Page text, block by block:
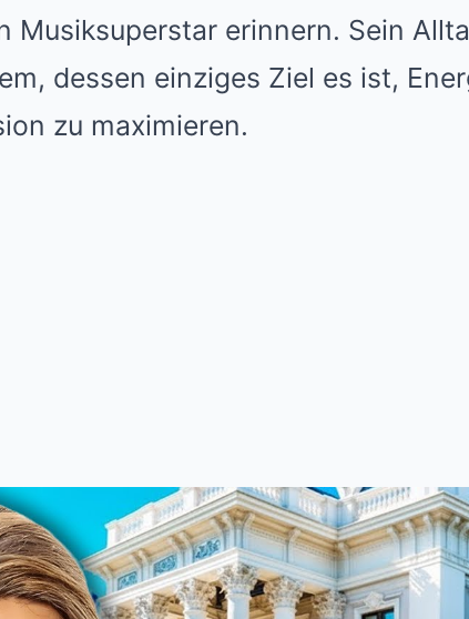
Musiksuperstar erinnern. Sein
dessen einziges Ziel es ist,
zu maximieren.